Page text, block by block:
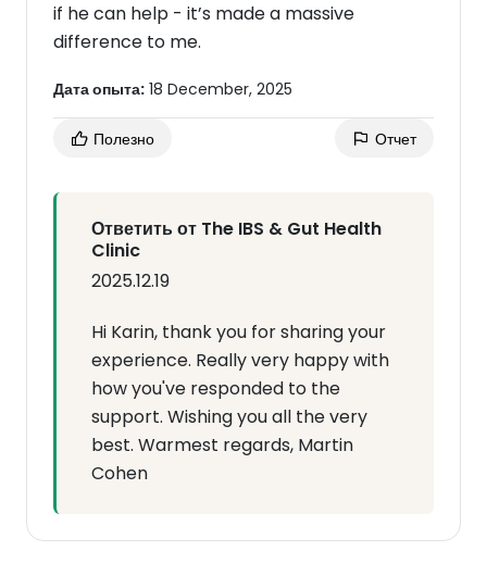
if he can help - it’s made a massive
difference to me.
Дата опыта: 18 December, 2025
Полезно Отчет
Ответить от The IBS & Gut Health
Clinic
2025.12.19
Hi Karin, thank you for sharing your
experience. Really very happy with
how you've responded to the
support. Wishing you all the very
best. Warmest regards, Martin
Cohen